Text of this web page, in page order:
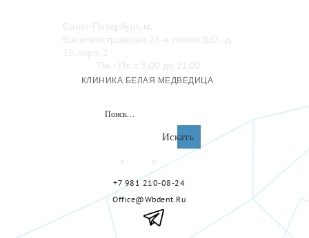
Санкт-Петербург, м.
Василеостровская 26‑я линия В.О., д.
15, корп. 2
Пн. - Пт. с 9:00 до 21:00
КЛИНИКА БЕЛАЯ МЕДВЕДИЦА
Искать
+7 981 210-08-24
Office@wbdent.ru